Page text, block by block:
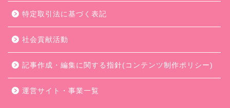
特定取引法に基づく表記
社会貢献活動
記事作成・編集に関する指針(コンテンツ制作ポリシー)
運営サイト・事業一覧